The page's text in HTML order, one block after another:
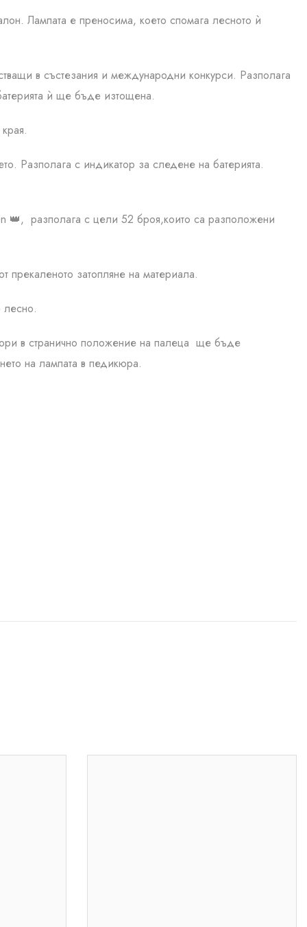
Лампата е преносима, което спомага лесното ѝ
в състезания и международни конкурси. Разполага
ѝ ще бъде изтощена.
Разполага с индикатор за следене на батерията.
👑, разполага с цели 52 броя,които са разположени
прекаленото затопляне на материала.
лесно.
в странично положение на палеца ще бъде
на лампата в педикюра.